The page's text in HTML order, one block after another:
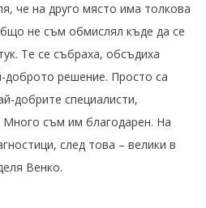
че на друго място има толкова
не съм обмислял къде да се
Те се събраха, обсъдиха
доброто решение. Просто са
добрите специалисти,
Много съм им благодарен. На
след това – велики в
Венко.